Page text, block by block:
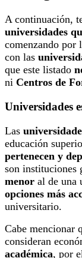
A continuación,
universidades
comenzando por
con las
que este listado
ni Centros de
Universidades
Las
educación
pertenecen y
son instituciones
menor al de una
opciones más
universitario.
Cabe mencionar
consideran
académica, por